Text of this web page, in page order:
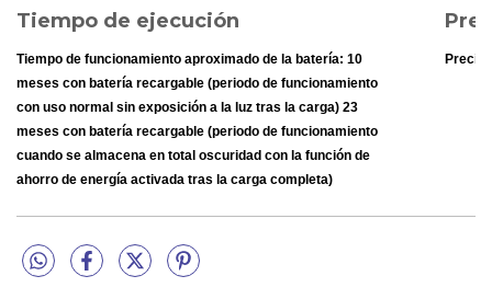
Tiempo de ejecución
Tiempo de funcionamiento aproximado de la batería: 10
meses con batería recargable (periodo de funcionamiento
con uso normal sin exposición a la luz tras la carga) 23
meses con batería recargable (periodo de funcionamiento
cuando se almacena en total oscuridad con la función de
ahorro de energía activada tras la carga completa)
Otras opciones